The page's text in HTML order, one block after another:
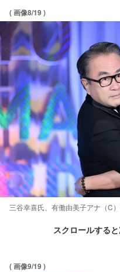
( 画像8/19 )
三谷幸喜氏、有働由美子アナ（C
スクロールする
( 画像9/19 )